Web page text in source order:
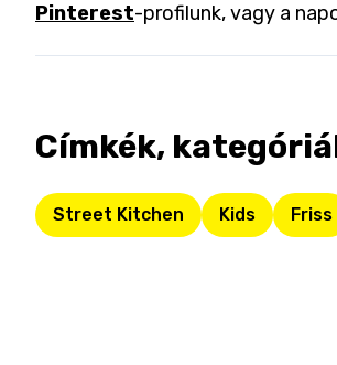
Pinterest-profilunk, vagy a
Címkék,
Street Kitchen Kids Friss